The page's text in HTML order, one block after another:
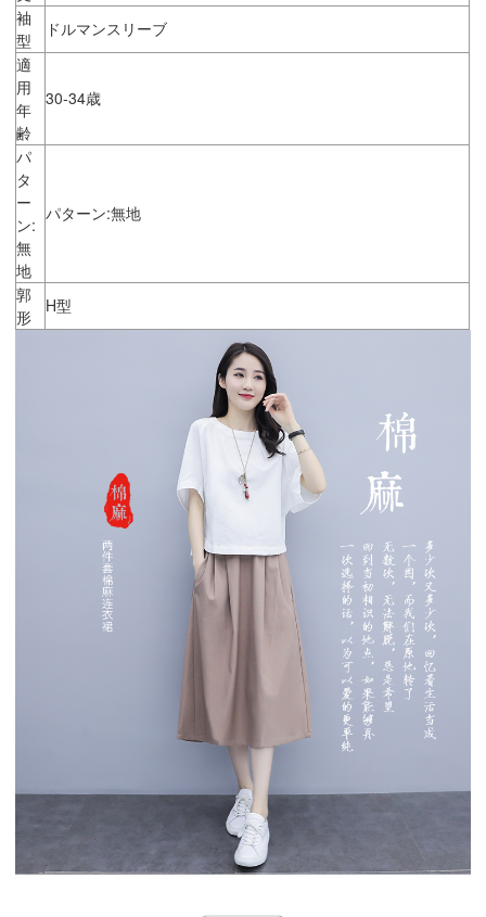
袖
型
ドルマンスリーブ
適
用
年
齢
30-34歳
パ
タ
ー
ン:
無
地
パターン:無地
郭
形
H型